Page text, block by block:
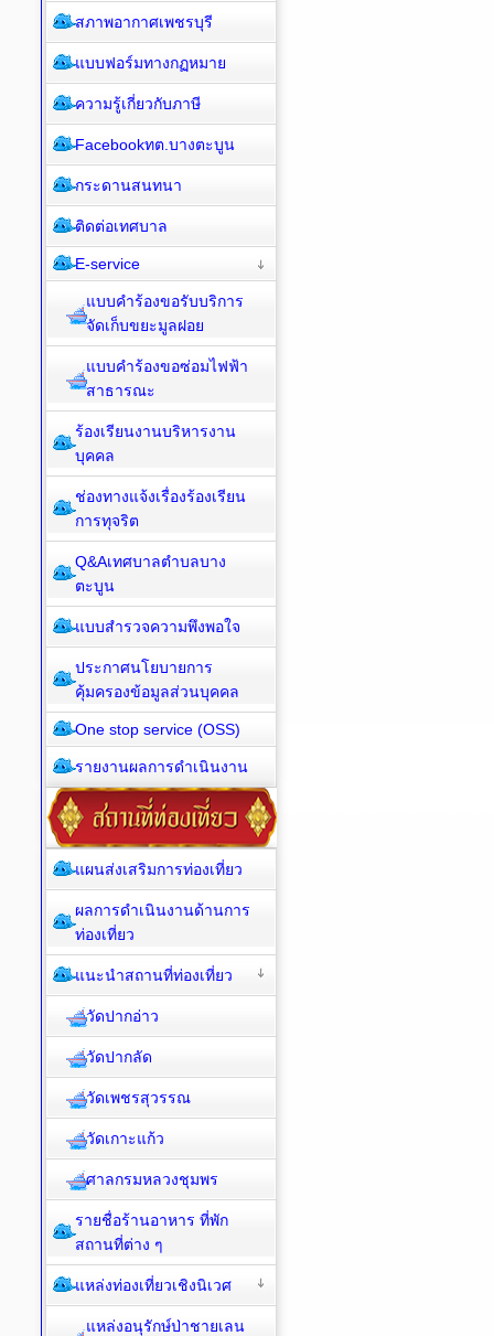
สภาพอากาศเพชรบุรี
แบบฟอร์มทางกฏหมาย
ความรู้เกี่ยวกับภาษี
Facebookทต.บางตะบูน
กระดานสนทนา
ติดต่อเทศบาล
E-service
แบบคำร้องขอรับบริการ
จัดเก็บขยะมูลฝอย
แบบคำร้องขอซ่อมไฟฟ้า
สาธารณะ
ร้องเรียนงานบริหารงาน
บุคคล
ช่องทางแจ้งเรื่องร้องเรียน
การทุจริต
Q&Aเทศบาลตำบลบาง
ตะบูน
แบบสำรวจความพึงพอใจ
ประกาศนโยบายการ
คุ้มครองข้อมูลส่วนบุคคล
One stop service (OSS)
รายงานผลการดำเนินงาน
แผนส่งเสริมการท่องเที่ยว
ผลการดำเนินงานด้านการ
ท่องเที่ยว
แนะนำสถานที่ท่องเที่ยว
วัดปากอ่าว
วัดปากลัด
วัดเพชรสุวรรณ
วัดเกาะแก้ว
ศาลกรมหลวงชุมพร
รายชื่อร้านอาหาร ที่พัก
สถานที่ต่าง ๆ
แหล่งท่องเที่ยวเชิงนิเวศ
แหล่งอนุรักษ์ป่าชายเลน